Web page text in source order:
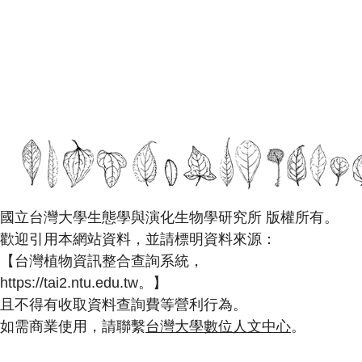
國立台灣大學生態學與演化生物學研究所 版權所有。
歡迎引用本網站資料，並請標明資料來源：
【台灣植物資訊整合查詢系統，
https://tai2.ntu.edu.tw。】
且不得有收取資料查詢費等營利行為。
如需商業使用，請聯繫台灣大學數位人文中心。